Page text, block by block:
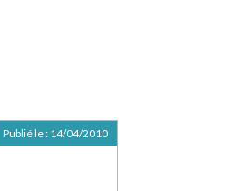
Publié le : 14/04/2010